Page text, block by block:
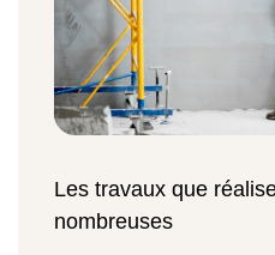
Les travaux que
nombreuses